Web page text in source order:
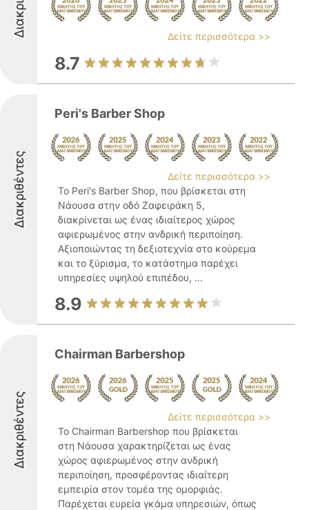
Δείτε περισσότερα >>
8.7
Διακριθέντες
Peri's Barber Shop
Δείτε περισσότερα >>
Το Peri's Barber Shop, που βρίσκεται στη
Νάουσα στην οδό Ζαφειράκη 5,
διακρίνεται ως ένας ιδιαίτερος χώρος
αφιερωμένος στην ανδρική περιποίηση.
Αξιοποιώντας τη δεξιοτεχνία στο κούρεμα
και το ξύρισμα, το κατάστημα παρέχει
υπηρεσίες υψηλού επιπέδου, ...
8.9
Διακριθέντες
Chairman Barbershop
Δείτε περισσότερα >>
Το Chairman Barbershop που βρίσκεται
στη Νάουσα χαρακτηρίζεται ως ένας
χώρος αφιερωμένος στην ανδρική
περιποίηση, προσφέροντας ιδιαίτερη
εμπειρία στον τομέα της ομορφιάς.
Παρέχεται ευρεία γκάμα υπηρεσιών, όπως